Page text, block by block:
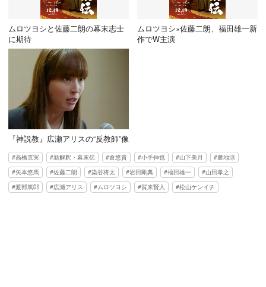
ムロツヨシと佐藤二朗の幕末志士
に期待
ムロツヨシ×佐藤二朗、福田雄一新
作でW主演
『神説教』広瀬アリスの“反教師”像
高橋克実 新解釈・幕末伝 倉悠貴 小手伸也 山下美月
勝地涼
矢本悠馬
佐藤二朗 染谷将太 岩田剛典 福田雄一
山田孝之
渡部篤郎
広瀬アリス ムロツヨシ 賀来賢人 松山ケンイチ